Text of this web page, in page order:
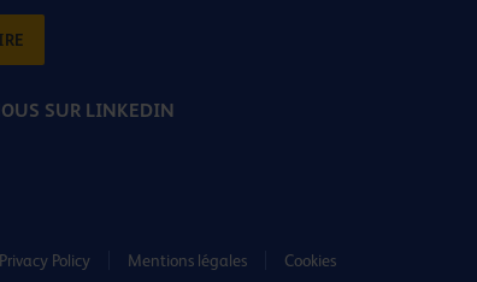
SUR LINKEDIN
Privacy Policy Mentions légales Cookies